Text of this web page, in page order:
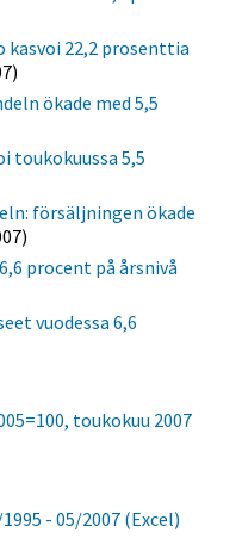
22,2 prosenttia
ökade med 5,5
toukokuussa 5,5
försäljningen ökade
procent på årsnivå
vuodessa 6,6
toukokuu 2007
- 05/2007 (Excel)